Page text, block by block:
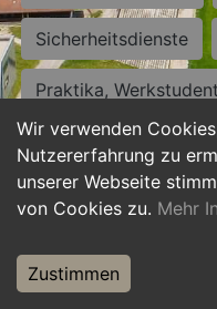
Wir verwenden
Nutzererfahrung zu
unserer Webseite
von Cookies zu. Mehr
Zustimmen
Sicherheitsdienste
Praktika,
Personalwesen
Hilfskräfte, Aushilfs-
Weiterbildung,